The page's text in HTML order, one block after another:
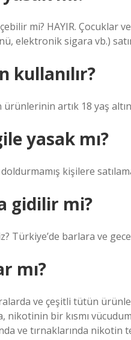
mi? HAYIR.
elektronik sigara vb.) satın
kullanılır?
artık 18 yaş
yasak mı?
kişilere
gidilir mi?
Türkiye’de barlara ve
mı?
ve çeşitli tütün
bir kısmı
ve tırnaklarında nikotin